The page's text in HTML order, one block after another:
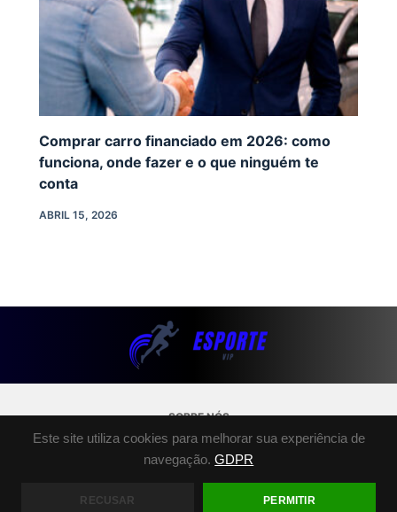
Este site utiliza cookies para melhorar sua experiência de
navegação. GDPR
RECUSAR PERMITIR
Comprar carro financiado em 2026: como
funciona, onde fazer e o que ninguém te
conta
ABRIL 15, 2026
SOBRE NÓS
POLÍTICA DE PRIVACIDADE
TERMOS E CONDIÇÕES
FALE CONOSCO